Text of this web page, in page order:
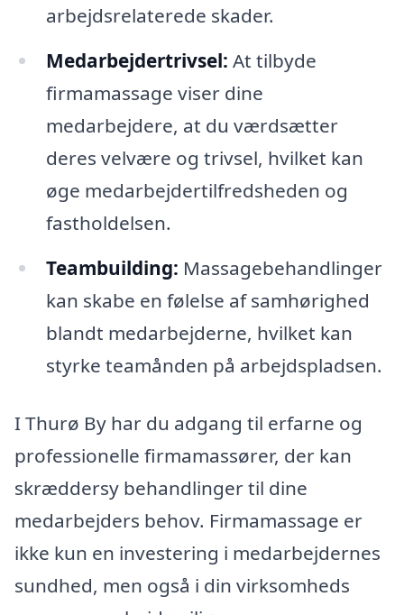
arbejdsrelaterede skader.
Medarbejdertrivsel: At tilbyde
firmamassage viser dine
medarbejdere, at du værdsætter
deres velvære og trivsel, hvilket kan
øge medarbejdertilfredsheden og
fastholdelsen.
Teambuilding: Massagebehandlinger
kan skabe en følelse af samhørighed
blandt medarbejderne, hvilket kan
styrke teamånden på arbejdspladsen.
I Thurø By har du adgang til erfarne og
professionelle firmamassører, der kan
skræddersy behandlinger til dine
medarbejders behov. Firmamassage er
ikke kun en investering i medarbejdernes
sundhed, men også i din virksomheds